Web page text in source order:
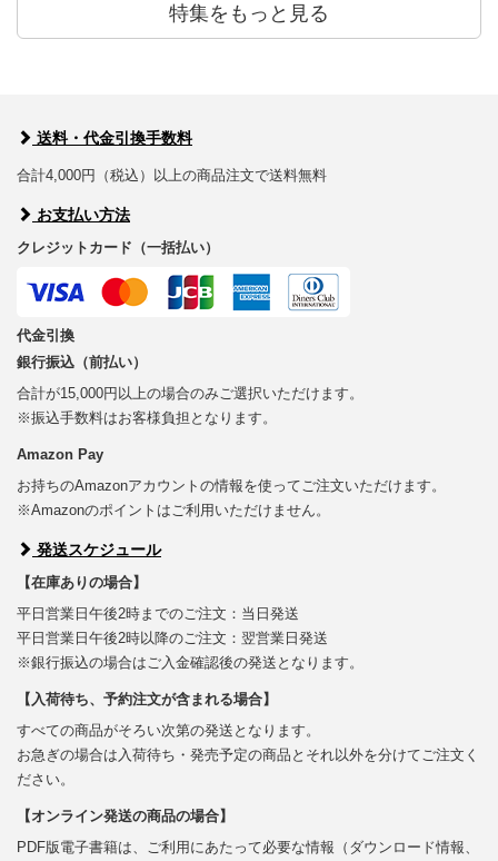
特集をもっと見る
送料・代金引換手数料
合計4,000円（税込）以上の商品注文で送料無料
お支払い方法
クレジットカード（一括払い）
代金引換
銀行振込（前払い）
合計が15,000円以上の場合のみご選択いただけます。
※振込手数料はお客様負担となります。
Amazon Pay
お持ちのAmazonアカウントの情報を使ってご注文いただけます。
※Amazonのポイントはご利用いただけません。
発送スケジュール
【在庫ありの場合】
平日営業日午後2時までのご注文：当日発送
平日営業日午後2時以降のご注文：翌営業日発送
※銀行振込の場合はご入金確認後の発送となります。
【入荷待ち、予約注文が含まれる場合】
すべての商品がそろい次第の発送となります。
お急ぎの場合は入荷待ち・発売予定の商品とそれ以外を分けてご注文く
ださい。
【オンライン発送の商品の場合】
PDF版電子書籍は、ご利用にあたって必要な情報（ダウンロード情報、